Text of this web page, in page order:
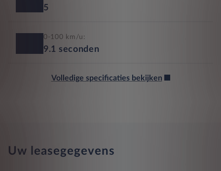
5
0-100 km/u:
9.1 seconden
Volledige specificaties bekijken
Uw leasegegevens